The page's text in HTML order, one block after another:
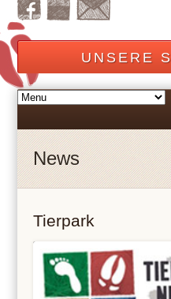
UNSERE
News
Tierpark